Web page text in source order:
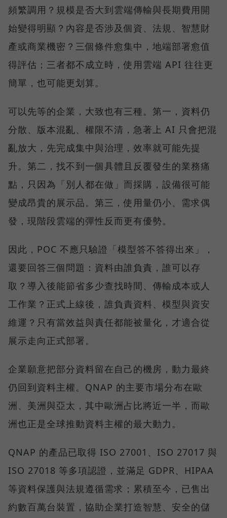
頻繁調用？規模是否大到雲端傳輸與長期費用開
始變得明顯？內容是否涉及個資、法規、智慧財
產或商業機密？三個條件愈集中，地端部署愈值
得評估；三者都不成立時，使用雲端 API 往往更
簡單，也可能更划算。
可以先等的企業，大致也有三種。第一，資料仍
分散、版本混亂、權限不清，急著上 AI 只會把混
亂放大，先完成集中與治理，效率就可能先提
升。第二，找不到一個具體且反覆發生的業務痛
點，只因為「別人都在做」而採購，設備很可能
變成昂貴的展示品。第三，使用量仍小、需求偶
發，現階段雲端的彈性反而更有優勢。
因此，POC 不應只驗證「模型答不答得出來」，
還要回答三個問題：資料由誰負責，誰可以存
取？導入後能節省多少查找時間、傳輸成本或人
工作業？正式上線後，誰負責資料、模型與資安
維運？只有當效益與責任都能被量化，才適合從
展示走向正式部署。
企業願意把部分資料留在自己的機房，動力最終
仍回到資料主權。QNAP 的主要市場分布在歐
洲、美洲與亞太，其中歐洲占比將近一半，而歐
洲也正是全球推動資料主權的最大動力。
QNAP 的產品已取得 ISO 27001、ISO 27017 與
ISO 27018 等多項認證，並滿足 GDPR、HIPAA
等資料保護與法規遵循需求；累積至今，已售出
約數百萬台裝置，協助企業打造智慧、安全的儲